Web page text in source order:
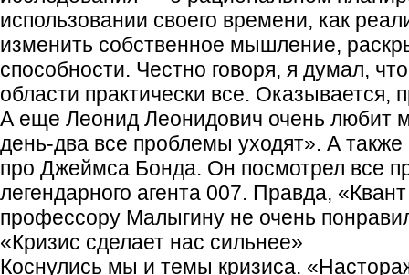
использовании своего времени, как
изменить собственное мышление,
способности. Честно говоря, я думал,
области практически все. Оказывается,
А еще Леонид Леонидович очень любит
день-два все проблемы уходят». А
про Джеймса Бонда. Он посмотрел все
легендарного агента 007. Правда,
профессору Малыгину не очень
«Кризис сделает нас сильнее»
Коснулись мы и темы кризиса.